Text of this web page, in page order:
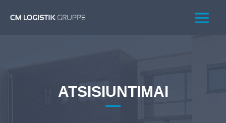
ATSISIUNTIMAI